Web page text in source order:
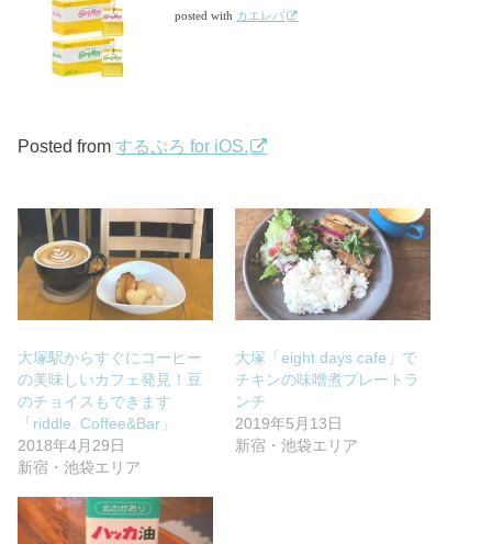
posted with カエレバ
Posted fromするぷろ for iOS.
大塚駅からすぐにコーヒー
の美味しいカフェ発見！豆
のチョイスもできます
「riddle. Coffee&Bar」
2018年4月29日
新宿・池袋エリア
大塚「eight days cafe」で
チキンの味噌煮プレートラ
ンチ
2019年5月13日
新宿・池袋エリア